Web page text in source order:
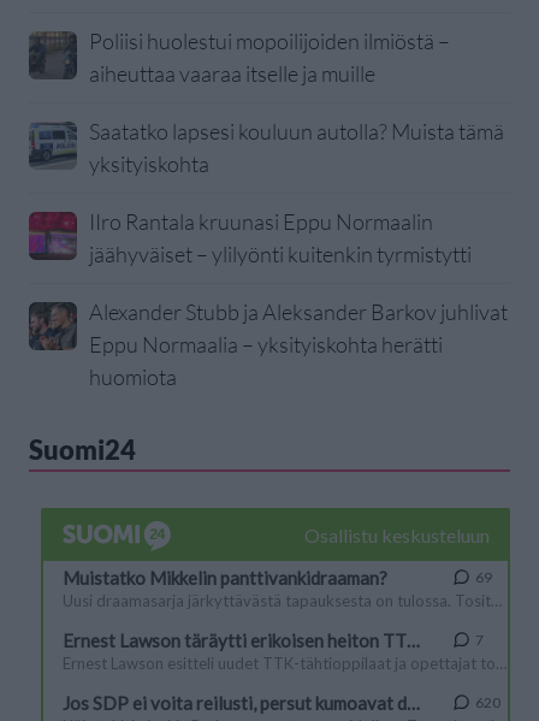
Poliisi huolestui mopoilijoiden ilmiöstä –
aiheuttaa vaaraa itselle ja muille
Saatatko lapsesi kouluun autolla? Muista tämä
yksityiskohta
IIro Rantala kruunasi Eppu Normaalin
jäähyväiset – ylilyönti kuitenkin tyrmistytti
Alexander Stubb ja Aleksander Barkov juhlivat
Eppu Normaalia – yksityiskohta herätti
huomiota
Suomi24